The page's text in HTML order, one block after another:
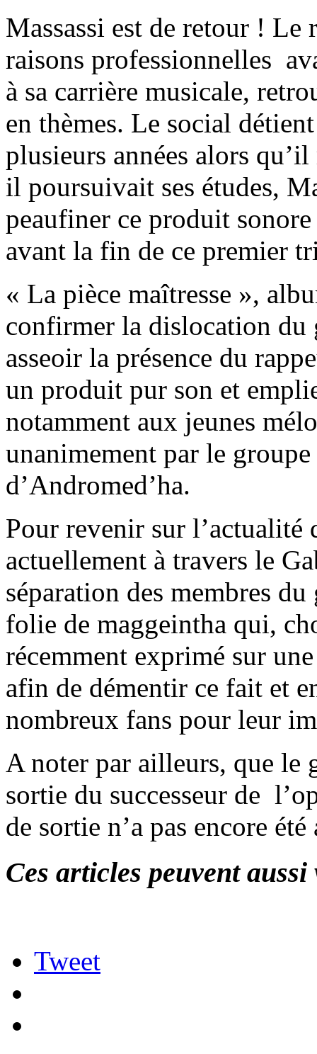
Massassi est de retour ! Le
raisons professionnelles
à sa carrière musicale,
en thèmes. Le social
plusieurs années alors
il poursuivait ses études,
peaufiner ce produit
avant la fin de ce premier
« La pièce maîtresse »,
confirmer la dislocation du
asseoir la présence du
un produit pur son et
notamment aux jeunes
unanimement par le
d’Andromed’ha.
Pour revenir sur l’actualité
actuellement à travers le
séparation des membres
folie de maggeintha qui,
récemment exprimé sur
afin de démentir ce fait et
nombreux fans pour leur
A noter par ailleurs, que le
sortie du successeur de
de sortie n’a pas encore été
Ces articles peuvent
Tweet